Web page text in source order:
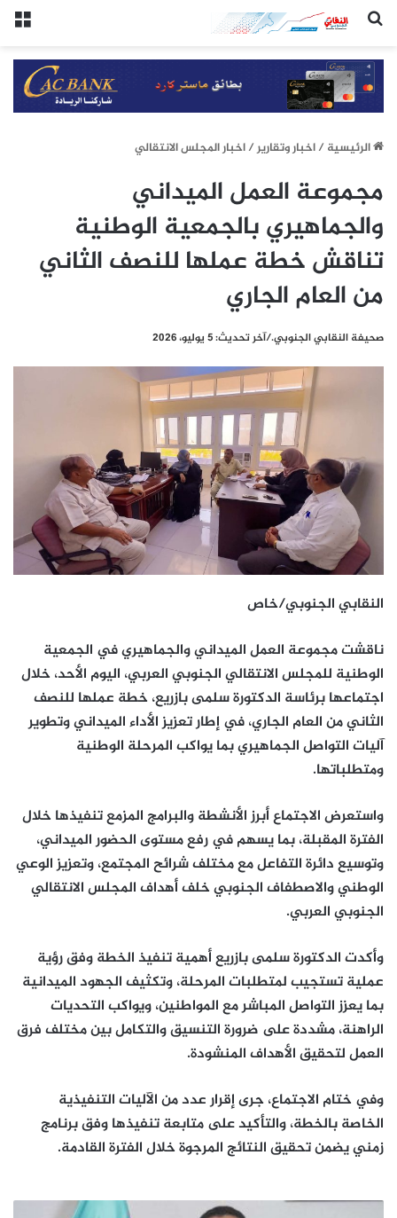
(النقابي الجنوبي:/خاص.)
الرئيسيِة/اخبار وتقارير/اخبار المجلس الانتقالي
مجموعة العمل الميداني
والجماهيري بالجمعية الوطنية
تناقش خطة عملها للنصف الثاني
من العام الجاري
صحيفة النقابي الجنوبي./آخر تحديث: 5 يوليو، 2026
النقابي الجنوبي/خاص
ناقشت مجموعة العمل الميداني والجماهيري في الجمعية
الوطنية للمجلس الانتقالي الجنوبي العربي، اليوم الأحد، خلال
اجتماعها برئاسة الدكتورة سلمى بازريع، خطة عملها للنصف
الثاني من العام الجاري، في إطار تعزيز الأداء الميداني وتطوير
آليات التواصل الجماهيري بما يواكب المرحلة الوطنية
ومتطلباتها.
واستعرض الاجتماع أبرز الأنشطة والبرامج المزمع تنفيذها خلال
الفترة المقبلة، بما يسهم في رفع مستوى الحضور الميداني،
وتوسيع دائرة التفاعل مع مختلف شرائح المجتمع، وتعزيز الوعي
الوطني والاصطفاف الجنوبي خلف أهداف المجلس الانتقالي
الجنوبي العربي.
وأكدت الدكتورة سلمى بازريع أهمية تنفيذ الخطة وفق رؤية
عملية تستجيب لمتطلبات المرحلة، وتكثيف الجهود الميدانية
بما يعزز التواصل المباشر مع المواطنين، ويواكب التحديات
الراهنة، مشددة على ضرورة التنسيق والتكامل بين مختلف فرق
العمل لتحقيق الأهداف المنشودة.
وفي ختام الاجتماع، جرى إقرار عدد من الآليات التنفيذية
الخاصة بالخطة، والتأكيد على متابعة تنفيذها وفق برنامج
زمني يضمن تحقيق النتائج المرجوة خلال الفترة القادمة.
القائم